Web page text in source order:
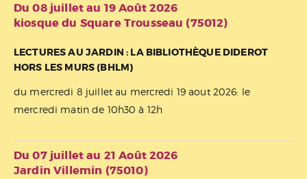
Du 08 juillet au 19 Août 2026
kiosque du Square Trousseau (75012)
LECTURES AU JARDIN : LA BIBLIOTHÈQUE DIDEROT
HORS LES MURS (BHLM)
du mercredi 8 juillet au mercredi 19 aout 2026: le
mercredi matin de 10h30 à 12h
Du 07 juillet au 21 Août 2026
Jardin Villemin (75010)